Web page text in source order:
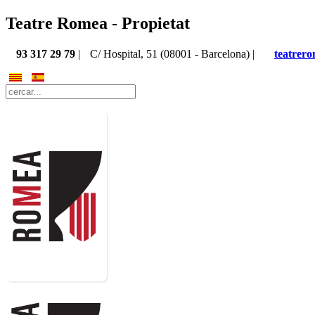
Teatre Romea - Propietat
93 317 29 79 | C/ Hospital, 51 (08001 - Barcelona) |